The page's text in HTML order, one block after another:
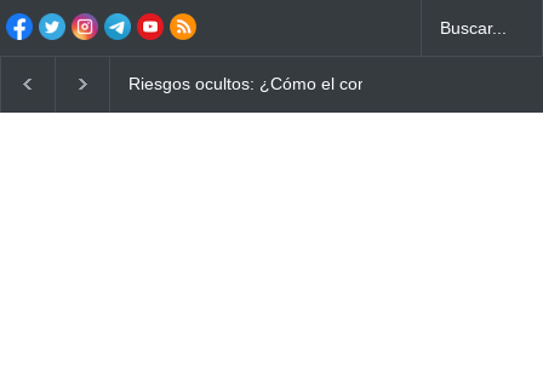
puede Ayuno Digital: La Estrategia Esencial para Mejorar